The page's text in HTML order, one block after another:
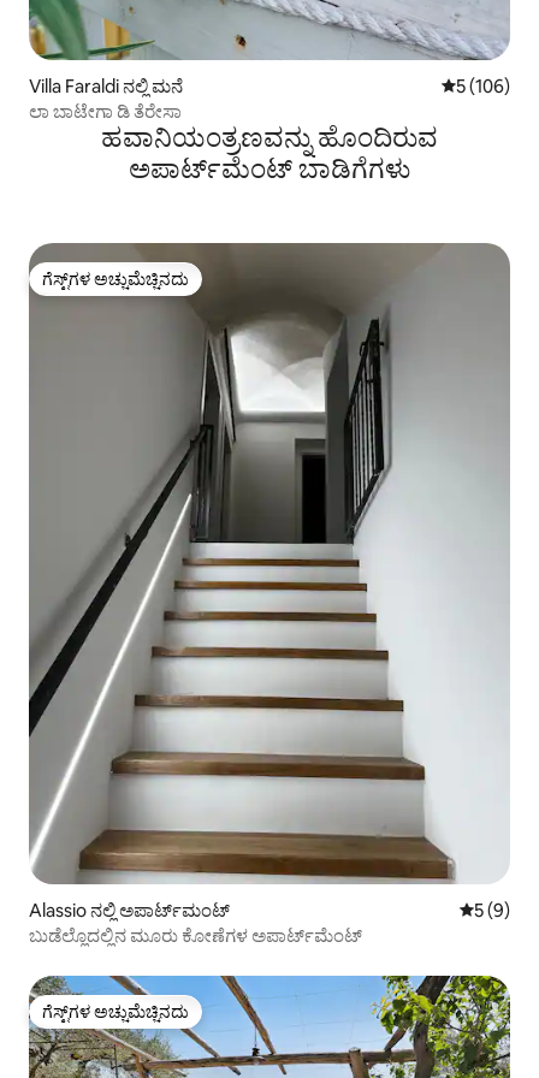
Villa Faraldi ನಲ್ಲಿ ಮನೆ 5 ರಲ್ಲಿ 5
5 (106)
ಲಾ ಬಾಟೇಗಾ ಡಿ ತೆರೇಸಾ
ಹವಾನಿಯಂತ್ರಣವನ್ನು ಹೊಂದಿರುವ
ಅಪಾರ್ಟ್‌ಮೆಂಟ್‌ ಬಾಡಿಗೆಗಳು
ಗೆಸ್ಟ್‌ಗಳ ಅಚ್ಚುಮೆಚ್ಚಿನದು
ಗೆಸ್ಟ್‌ಗಳ ಅಚ್ಚುಮೆಚ್ಚಿನದು
Alassio ನಲ್ಲಿ ಅಪಾರ್ಟ್‌ಮಂಟ್ 5 ರಲ್ಲಿ 5
5 (9)
ಬುಡೆಲ್ಲೊದಲ್ಲಿನ ಮೂರು ಕೋಣೆಗಳ ಅಪಾರ್ಟ್‌ಮೆಂಟ್
ಗೆಸ್ಟ್‌ಗಳ ಅಚ್ಚುಮೆಚ್ಚಿನದು
ಗೆಸ್ಟ್‌ಗಳ ಅಚ್ಚುಮೆಚ್ಚಿನದು